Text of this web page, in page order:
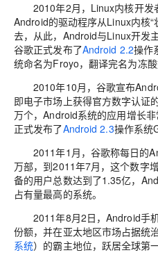
2010年2月，Linux内核开
Android的驱动程序从Linux内核“
去，从此，Android与Linux开发
谷歌正式发布了Android 2.2操作
统命名为Froyo，翻译完名为冻酸
2010年10月，谷歌宣布
即电子市场上获得官方数字认证
万个，Android系统的应用增长
正式发布了Android 2.3操作系统
2011年1月，谷歌称每日的
万部，到2011年7月，这个数字
备的用户总数达到了1.35亿，
占有量最高的系统。
2011年8月2日，Android手
份额，并在亚太地区市场占据统
系统）的霸主地位，跃居全球第一